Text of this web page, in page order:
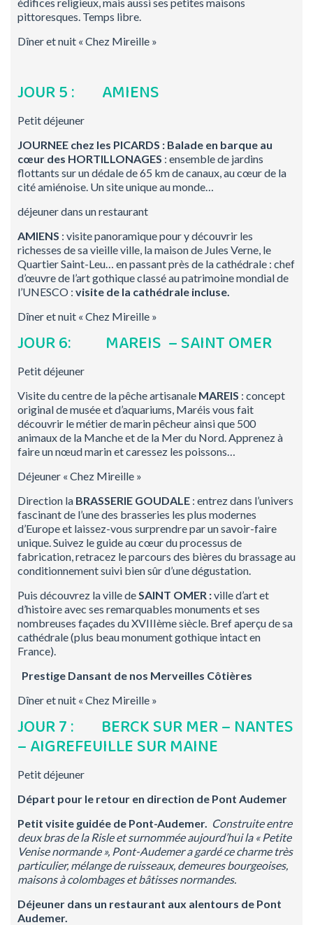
pittoresques. Temps libre.
Dîner et nuit « Chez Mireille »
JOUR 5 : AMIENS
Petit déjeuner
JOURNEE chez les PICARDS : Balade en barque au
cœur des HORTILLONAGES : ensemble de jardins
flottants sur un dédale de 65 km de canaux, au cœur de la
cité amiénoise. Un site unique au monde…
déjeuner dans un restaurant
AMIENS : visite panoramique pour y découvrir les
richesses de sa vieille ville, la maison de Jules Verne, le
Quartier Saint-Leu… en passant près de la cathédrale : chef
d’œuvre de l’art gothique classé au patrimoine mondial de
l’UNESCO : visite de la cathédrale incluse.
Dîner et nuit « Chez Mireille »
JOUR 6: MAREIS – SAINT OMER
Petit déjeuner
Visite du centre de la pêche artisanale MAREIS : concept
original de musée et d’aquariums, Maréis vous fait
découvrir le métier de marin pêcheur ainsi que 500
animaux de la Manche et de la Mer du Nord. Apprenez à
faire un nœud marin et caressez les poissons…
Déjeuner « Chez Mireille »
Direction la BRASSERIE GOUDALE : entrez dans l’univers
fascinant de l’une des brasseries les plus modernes
d’Europe et laissez-vous surprendre par un savoir-faire
unique. Suivez le guide au cœur du processus de
fabrication, retracez le parcours des bières du brassage au
conditionnement suivi bien sûr d’une dégustation.
Puis découvrez la ville de SAINT OMER :ville d’art et
d’histoire avec ses remarquables monuments et ses
nombreuses façades du XVIIIème siècle. Bref aperçu de sa
cathédrale (plus beau monument gothique intact en
France).
Prestige Dansant de nos Merveilles Côtières
Dîner et nuit « Chez Mireille »
JOUR 7 : BERCK SUR MER – NANTES
– AIGREFEUILLE SUR MAINE
Petit déjeuner
Départ pour le retour en direction de Pont Audemer
Petit visite guidée de Pont-Audemer. Construite entre
deux bras de la Risle et surnommée aujourd’hui la « Petite
Venise normande », Pont-Audemer a gardé ce charme très
particulier, mélange de ruisseaux, demeures bourgeoises,
maisons à colombages et bâtisses normandes.
Déjeuner dans un restaurant aux alentours de Pont
Audemer.